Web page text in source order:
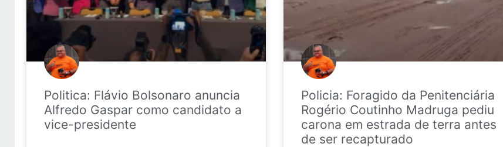
Politica: Flávio Bolsonaro anuncia
Alfredo Gaspar como candidato a
vice-presidente
Policia: Foragido da Penitenciária
Rogério Coutinho Madruga pediu
carona em estrada de terra antes
de ser recapturado